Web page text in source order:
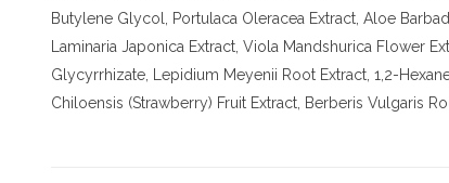
Butylene Glycol, Portulaca Oleracea Extract, Aloe
Laminaria Japonica Extract, Viola Mandshurica Flower
Glycyrrhizate, Lepidium Meyenii Root Extract, 1,2-
Chiloensis (Strawberry) Fruit Extract, Berberis Vulgaris